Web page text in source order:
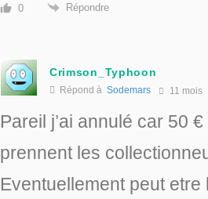
0 Répondre
Crimson_Typhoon
Répond à Sodemars 11 mois
Pareil j’ai annulé car 50
prennent les
Eventuellement peut